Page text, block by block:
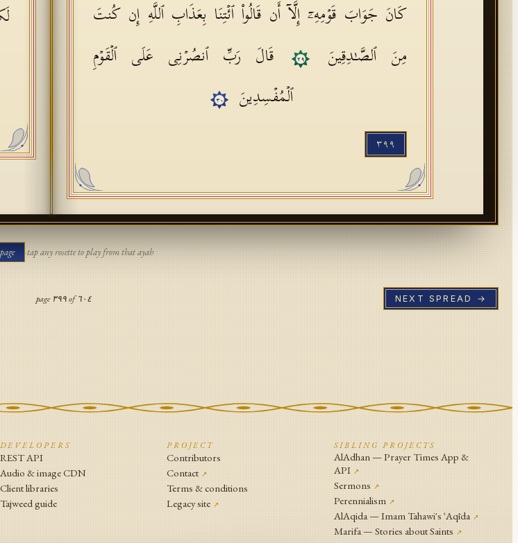
كَانَ جَوَابَ قَوۡمِهِۦۤ إِلَّاۤ أَن قَالُوا۟ ٱئۡتِنَا بِعَذَابِ ٱللَّهِ إِن كُنتَ
مِنَ ٱلصَّـٰدِقِینَ
٢٩
قَالَ رَبِّ ٱنصُرۡنِی عَلَى ٱلۡقَوۡمِ
ٱلۡمُفۡسِدِینَ
٣٠
٣٩٩
·tap any rosette to play from that ayah
page ٣٩٩of٦٠٤ NEXT SPREAD →
DEVELOPERS
REST API
Audio & image CDN
Client libraries
Tajweed guide
PROJECT
Contributors
Contact ↗
Terms & conditions
Legacy site ↗
SIBLING PROJECTS
AlAdhan — Prayer Times App &
API ↗
Sermons ↗
Perennialism ↗
AlAqida — Imam Tahawi's ʿAqīda ↗
Marifa — Stories about Saints ↗